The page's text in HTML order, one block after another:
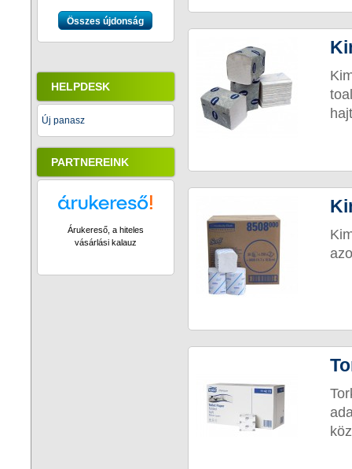
Összes újdonság
HELPDESK
Új panasz
PARTNEREINK
Árukereső, a hiteles
vásárlási kalauz